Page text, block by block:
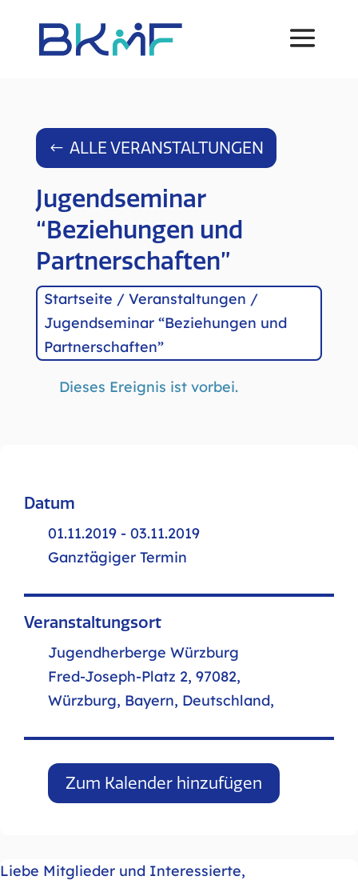
ALLE VERANSTALTUNGEN
Jugendseminar
“Beziehungen und
Partnerschaften”
Startseite / Veranstaltungen /
Jugendseminar “Beziehungen und
Partnerschaften”
Dieses Ereignis ist vorbei.
Datum
01.11.2019 - 03.11.2019
Ganztägiger Termin
Veranstaltungsort
Jugendherberge Würzburg
Fred-Joseph-Platz 2, 97082,
Würzburg, Bayern, Deutschland,
Zum Kalender hinzufügen
Liebe Mitglieder und Interessierte,